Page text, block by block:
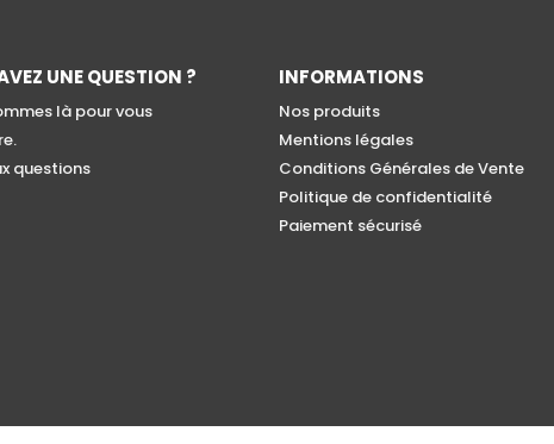
UNE QUESTION ?
là pour vous
questions
INFORMATIONS
Nos produits
Mentions légales
Conditions Générales de Vente
Politique de confidentialité
Paiement sécurisé